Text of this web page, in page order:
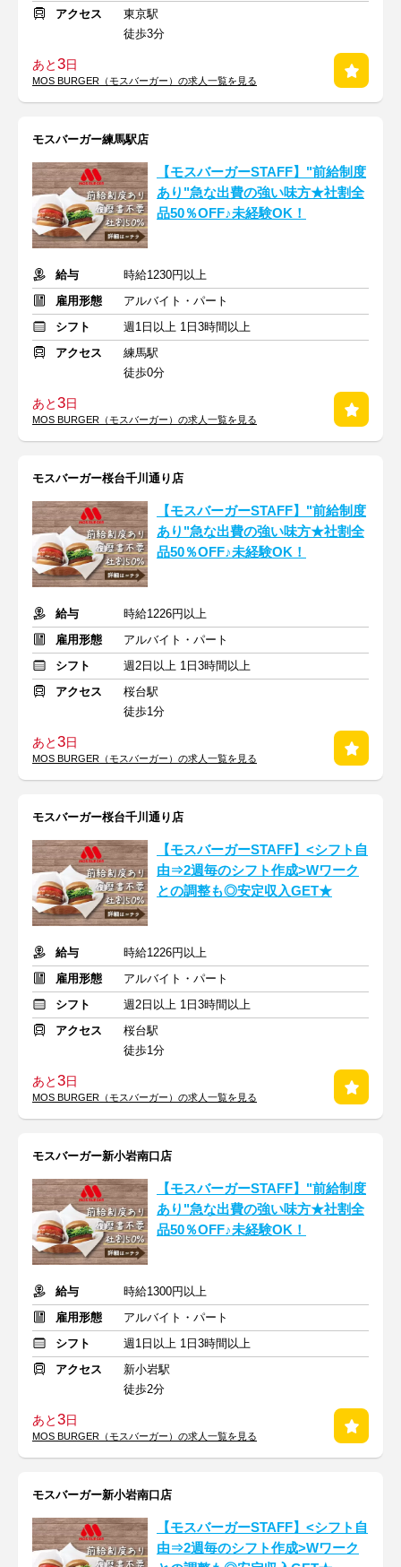
アクセス
東京駅
徒歩3分
あと3日
MOS BURGER（モスバーガー）の求人一覧を見る
モスバーガー練馬駅店
【モスバーガーSTAFF】"前給制度
あり"急な出費の強い味方★社割全
品50％OFF♪未経験OK！
給与
時給1230円以上
雇用形態
アルバイト・パート
シフト
週1日以上 1日3時間以上
アクセス
練馬駅
徒歩0分
あと3日
MOS BURGER（モスバーガー）の求人一覧を見る
モスバーガー桜台千川通り店
【モスバーガーSTAFF】"前給制度
あり"急な出費の強い味方★社割全
品50％OFF♪未経験OK！
給与
時給1226円以上
雇用形態
アルバイト・パート
シフト
週2日以上 1日3時間以上
アクセス
桜台駅
徒歩1分
あと3日
MOS BURGER（モスバーガー）の求人一覧を見る
モスバーガー桜台千川通り店
【モスバーガーSTAFF】<シフト自
由⇒2週毎のシフト作成>Wワーク
との調整も◎安定収入GET★
給与
時給1226円以上
雇用形態
アルバイト・パート
シフト
週2日以上 1日3時間以上
アクセス
桜台駅
徒歩1分
あと3日
MOS BURGER（モスバーガー）の求人一覧を見る
モスバーガー新小岩南口店
【モスバーガーSTAFF】"前給制度
あり"急な出費の強い味方★社割全
品50％OFF♪未経験OK！
給与
時給1300円以上
雇用形態
アルバイト・パート
シフト
週1日以上 1日3時間以上
アクセス
新小岩駅
徒歩2分
あと3日
MOS BURGER（モスバーガー）の求人一覧を見る
モスバーガー新小岩南口店
【モスバーガーSTAFF】<シフト自
由⇒2週毎のシフト作成>Wワーク